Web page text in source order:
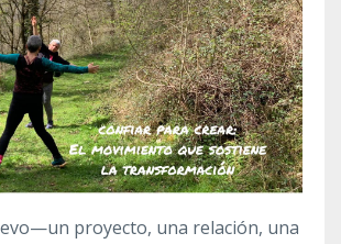
proyecto, una relación, una